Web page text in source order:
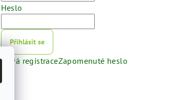
Heslo
Přihlásit se
Nová registraceZapomenuté heslo